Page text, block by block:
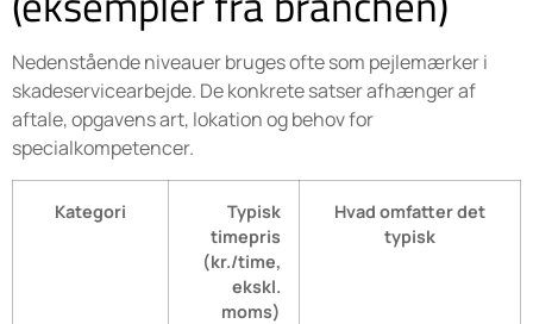
Nedenstående niveauer bruges ofte som pejlemærker i
skadeservicearbejde. De konkrete satser afhænger af
aftale, opgavens art, lokation og behov for
specialkompetencer.
Kategori
Typisk
timepris
(kr./time,
ekskl.
moms)
Hvad omfatter det
typisk